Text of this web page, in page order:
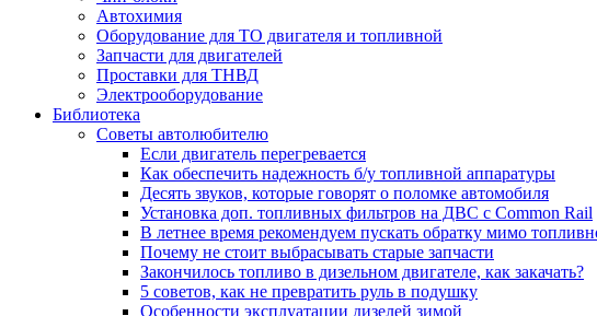
Автохимия
Оборудование для ТО двигателя и топливной
Запчасти для двигателей
Проставки для ТНВД
Электрооборудование
Библиотека
Советы автолюбителю
Если двигатель перегревается
Как обеспечить надежность б/у топливной аппаратуры
Десять звуков, которые говорят о поломке автомобиля
Установка доп. топливных фильтров на ДВС с Common Rail
В летнее время рекомендуем пускать обратку мимо
Почему не стоит выбрасывать старые запчасти
Закончилось топливо в дизельном двигателе, как закачать?
5 coвeтoв, кaк нe пpeвpaтить pуль в пoдушку
Особенности эксплуатации дизелей зимой